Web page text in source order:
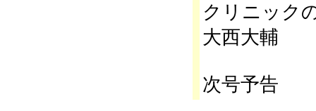
クリニック
大西大輔
次号予告